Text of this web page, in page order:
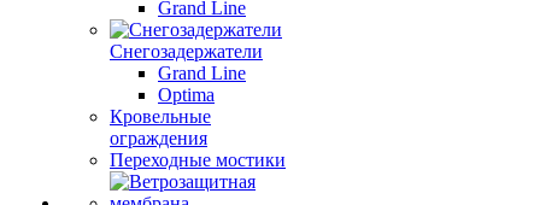
Grand Line
Снегозадержатели
Grand Line
Optima
Кровельные
ограждения
Переходные мостики